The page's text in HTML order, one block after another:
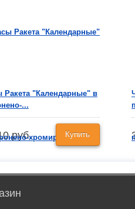
Ракета "Календарные" в
...
руб. Купить